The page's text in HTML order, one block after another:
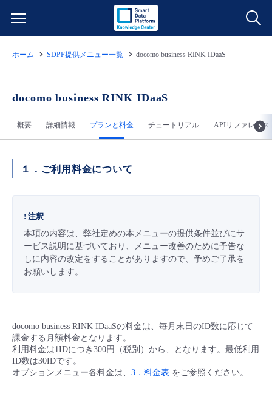
サービス一覧
データ利活用
クラウド/サーバー
ネットワーク
IoT
モニタリング/監査
サポート
すべてのメニューを見る
よくある質問
データ利活用
クラウド/サーバー
ネットワーク
IoT
モニタリング/監査
管理機能
すべてのメニューを見る
料金情報
料金シミュレーター
データ利活用
クラウド/サーバー
ネットワーク
モニタリング/監査
サポート
ご利用開始ガイド
■ 管理機能
- 管理機能
■ セットアップガイド
- 初期設定・確認
- ユーザー機能の管理
- バックアップ
- セキュリティ・監査
- IoT
- マルチクラウド利用
故障/メンテナンス情報
サービス稼働状況
メンテナンス予定
定期メンテナンス
販売パートナー向けプログラム
協業パートナー
トレーニング/操作動画
脱炭素化
ホーム SDPF提供メニュー一覧 docomo business RINK IDaaS
docomo business RINK IDaaS
概要 詳細情報 プランと料金 チュートリアル APIリファレンス
１．ご利用料金について
! 注釈
本項の内容は、弊社定めの本メニューの提供条件並びにサ
ービス説明に基づいており、メニュー改善のために予告な
しに内容の改定をすることがありますので、予めご了承を
お願いします。
docomo business RINK IDaaSの料金は、毎月末日のID数に応じて
課金する月額料金となります。
利用料金は1IDにつき300円（税別）から、となります。最低利用
ID数は30IDです。
オプションメニュー各料金は、 3．料金表 をご参照ください。